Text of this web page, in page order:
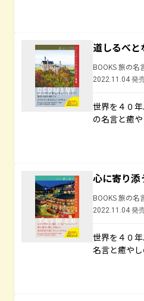
道しるべと
BOOKS 旅の名
2022.11.04 発
世界を４０
の名言と癒
心に寄り添
BOOKS 旅の名
2022.11.04 発
世界を４０
名言と癒や